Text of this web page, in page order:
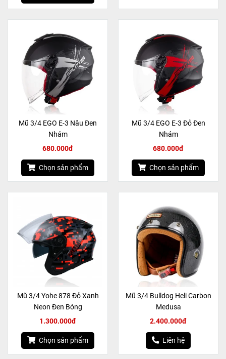
Mũ 3/4 EGO E-3 Nâu Đen
Nhám
680.000đ
Chọn sản phẩm
Mũ 3/4 EGO E-3 Đỏ Đen
Nhám
680.000đ
Chọn sản phẩm
Mũ 3/4 Yohe 878 Đỏ Xanh
Neon Đen Bóng
1.300.000đ
Chọn sản phẩm
Mũ 3/4 Bulldog Heli Carbon
Medusa
2.400.000đ
Liên hệ